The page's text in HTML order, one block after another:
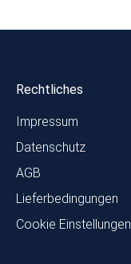
Rechtliches
Impressum
Datenschutz
AGB
Lieferbedingungen
Cookie Einstellungen